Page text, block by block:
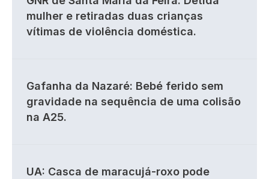
mulher e retiradas duas crianças
vítimas de violência doméstica.
Gafanha da Nazaré: Bebé ferido sem
gravidade na sequência de uma colisão
na A25.
UA: Casca de maracujá-roxo pode